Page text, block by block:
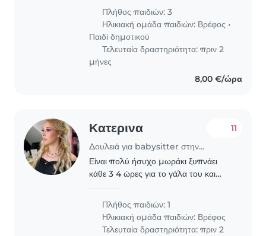
μωρό. Ψάχνουμε για μια στήριξη
καθώς έχουν απαιτητικές δουλειές.
Πλήθος παιδιών: 3
Ηλικιακή ομάδα παιδιών: Βρέφος •
Παιδί δημοτικού
Τελευταία δραστηριότητα: πριν 2
μήνες
8,00 €/ώρα
Κατερινα
Δουλειά για babysitter στην περιοχή Χανιά
11
Είναι πολύ ήσυχο μωράκι ξυπνάει
κάθε 3 4 ώρες για το γάλα του και
ευγενικοί και φιλόξενοι οικογένεια και
θα χρειαστούμε μια κοπέλα να είναι
με το..
Πλήθος παιδιών: 1
Ηλικιακή ομάδα παιδιών: Βρέφος
Τελευταία δραστηριότητα: πριν 2